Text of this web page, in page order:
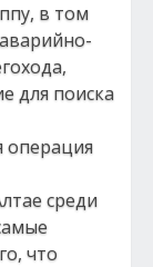
в том
для поиска
операция
среди
что